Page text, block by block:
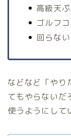
高級天
ゴルフ
回らな
などなど「やり
てもやらないだ
使うようにして